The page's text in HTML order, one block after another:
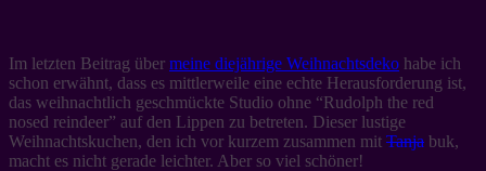
Im letzten Beitrag über meine diejährige Weihnachtsdeko habe ich
schon erwähnt, dass es mittlerweile eine echte Herausforderung ist,
das weihnachtlich geschmückte Studio ohne “Rudolph the red
nosed reindeer” auf den Lippen zu betreten. Dieser lustige
Weihnachtskuchen, den ich vor kurzem zusammen mit Tanja buk,
macht es nicht gerade leichter. Aber so viel schöner!